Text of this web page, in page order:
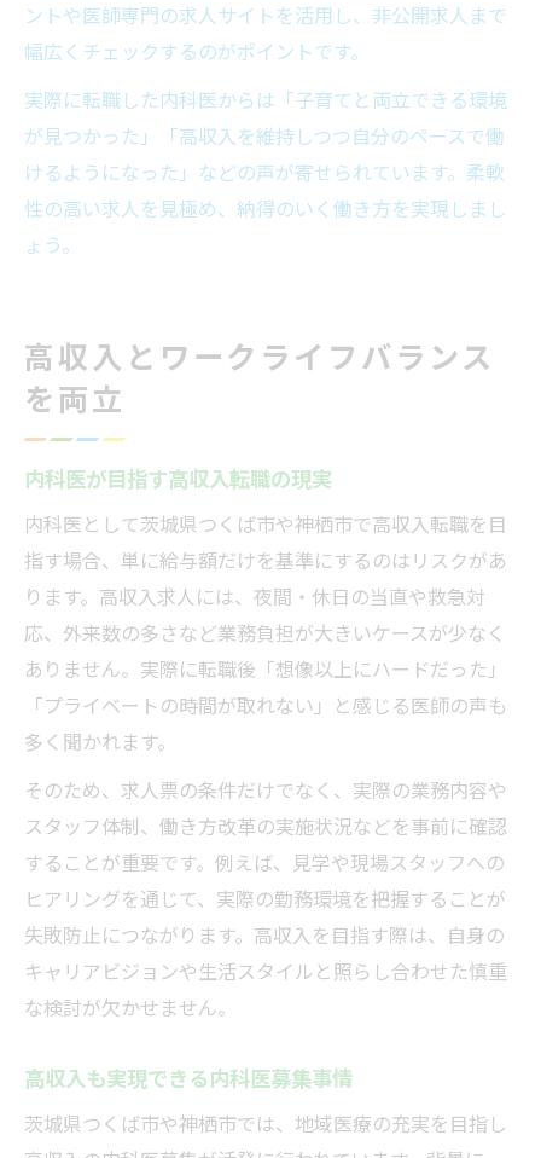
ントや医師専門の求人サイトを活用し、非公開求人まで
幅広くチェックするのがポイントです。
実際に転職した内科医からは「子育てと両立できる環境
が見つかった」「高収入を維持しつつ自分のペースで働
けるようになった」などの声が寄せられています。柔軟
性の高い求人を見極め、納得のいく働き方を実現しまし
ょう。
高収入とワークライフバランス
を両立
内科医が目指す高収入転職の現実
内科医として茨城県つくば市や神栖市で高収入転職を目
指す場合、単に給与額だけを基準にするのはリスクがあ
ります。高収入求人には、夜間・休日の当直や救急対
応、外来数の多さなど業務負担が大きいケースが少なく
ありません。実際に転職後「想像以上にハードだった」
「プライベートの時間が取れない」と感じる医師の声も
多く聞かれます。
そのため、求人票の条件だけでなく、実際の業務内容や
スタッフ体制、働き方改革の実施状況などを事前に確認
することが重要です。例えば、見学や現場スタッフへの
ヒアリングを通じて、実際の勤務環境を把握することが
失敗防止につながります。高収入を目指す際は、自身の
キャリアビジョンや生活スタイルと照らし合わせた慎重
な検討が欠かせません。
高収入も実現できる内科医募集事情
茨城県つくば市や神栖市では、地域医療の充実を目指し